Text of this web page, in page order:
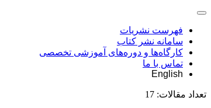
فهرست نشریات
سامانه نشر کتاب
کارگاه‌ها و دوره‌های آموزشی تخصصی
تماس با ما
English
تعداد مقالات: 17